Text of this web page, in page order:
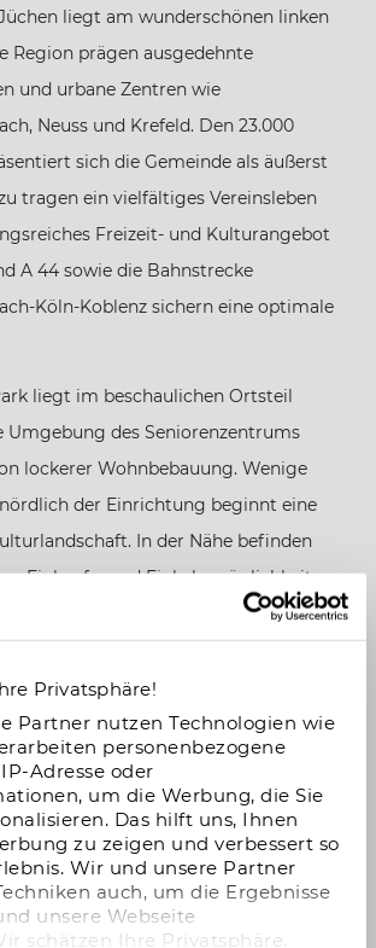
Privatsphäre!
Partner nutzen Technologien wie
personenbezogene
Adresse oder
um die Werbung, die Sie
Das hilft uns, Ihnen
zu zeigen und verbessert so
Wir und unsere Partner
auch, um die Ergebnisse
unsere Webseite
schätzen Ihre Privatsphäre.
liegt am wunderschönen linken
Region prägen ausgedehnte
und urbane Zentren wie
Neuss und Krefeld. Den 23.000
sich die Gemeinde als äußerst
tragen ein vielfältiges Vereinsleben
Freizeit- und Kulturangebot
A 44 sowie die Bahnstrecke
Köln-Koblenz sichern eine optimale
liegt im beschaulichen Ortsteil
Umgebung des Seniorenzentrums
lockerer Wohnbebauung. Wenige
der Einrichtung beginnt eine
In der Nähe befinden
Einkaufs- und Einkehrmöglichkeiten.
gibt es hier praktisch nicht.
in der Region steigt
Kreis Neuss. Bereits im Jahr 2010
Menschen im Alter über 80 Jahren.
zufolge wird diese Zahl bis 2035
steigen. Bei der Anzahl der
wird ein Anstieg von 50 % erwartet.